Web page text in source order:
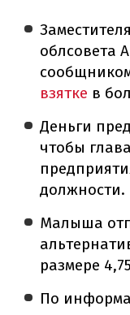
облсовета
взятке в
Деньги
чтобы
должности.
Малыша
размере
По